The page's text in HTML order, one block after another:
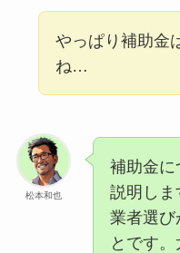
やっぱり補助金
ね…
松本和也
補助金に
説明しま
業者選び
とです